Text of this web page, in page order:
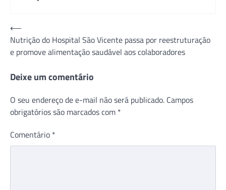
Navegação
de
Post
⟵
Nutrição do Hospital São Vicente passa por reestruturação
e promove alimentação saudável aos colaboradores
Deixe um comentário
O seu endereço de e-mail não será publicado. Campos
obrigatórios são marcados com *
Comentário *